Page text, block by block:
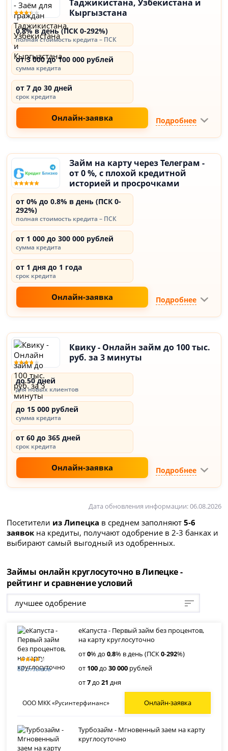
Таджикистана, Узбекистана и
Кыргызстана
0,8% в день (ПСК 0-292%)
полная стоимость кредита – ПСК
от 3 000 до 100 000 рублей
сумма кредита
от 7 до 30 дней
срок кредита
Онлайн-заявка Подробнее
Займ на карту через Телеграм -
от 0 %, с плохой кредитной
историей и просрочками
от 0% до 0.8% в день (ПСК 0-
292%)
полная стоимость кредита – ПСК
от 1 000 до 300 000 рублей
сумма кредита
от 1 дня до 1 года
срок кредита
Онлайн-заявка Подробнее
Квику - Онлайн займ до 100 тыс.
руб. за 3 минуты
до 50 дней
для новых клиентов
до 15 000 рублей
сумма кредита
от 60 до 365 дней
срок кредита
Онлайн-заявка Подробнее
Дата обновления информации: 06.08.2026
Посетители из Липецка в среднем заполняют5-6
заявок на кредиты, получают одобрение в 2-3 банках и
выбирают самый выгодный из одобренных.
Займы онлайн круглосуточно в Липецке -
рейтинг и сравнение условий
лучшее одобрение
80 отзывов
еКапуста - Первый займ без процентов,
на карту круглосуточно
от0% до0,8% в день (ПСК0-292%)
от 100до30 000 рублей
от7до21 дня
ООО МКК «Русинтерфинанс» Онлайн-заявка
Турбозайм - Мгновенный заем на карту
круглосуточно